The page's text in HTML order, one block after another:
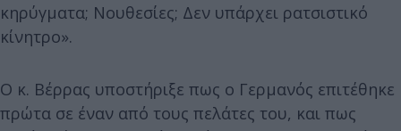
κηρύγματα; Νουθεσίες; Δεν υπάρχει ρατσιστικό
κίνητρο».
Ο κ. Βέρρας υποστήριξε πως ο Γερμανός επιτέθηκε
πρώτα σε έναν από τους πελάτες του, και πως